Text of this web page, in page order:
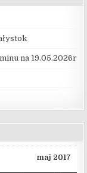
na 19.05.2026r
maj 2017